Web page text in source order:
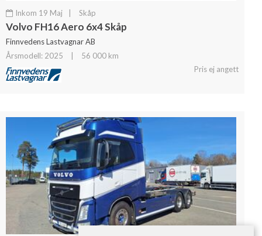
Inkom 19 Maj Skåp
Volvo FH16 Aero 6x4 Skåp
Finnvedens Lastvagnar AB
Årsmodell: 2025
56 000 km
Pris ej angett